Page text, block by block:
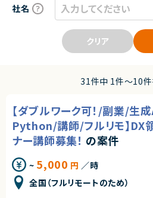
社名
クリア
31件中 1件〜10
【ダブルワーク可！/副業/生成
Python/講師/フルリモ】DX
ナー講師募集！ の案件
~ 5,000 円 ／時
全国（フルリモートのため）